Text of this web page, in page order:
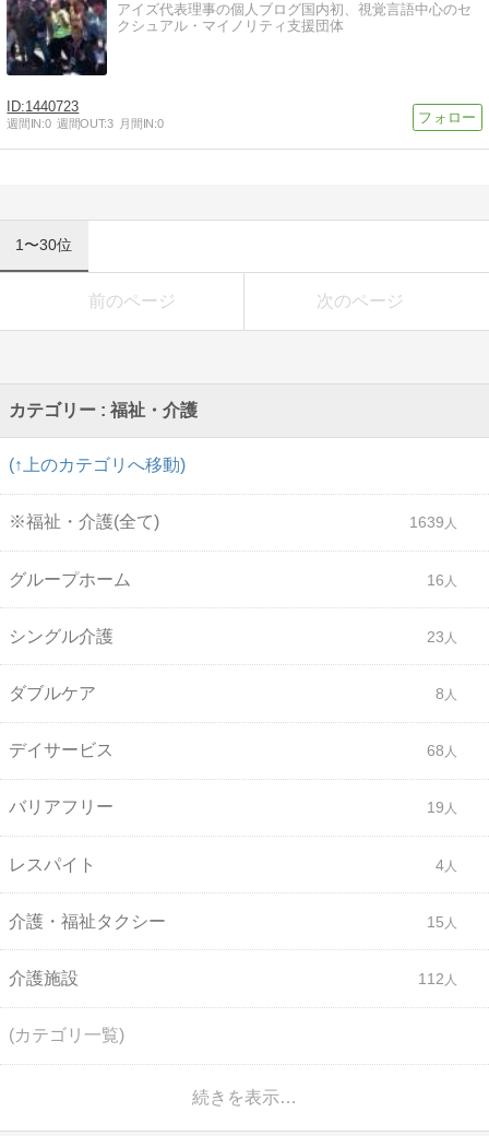
アイズ代表理事の個人ブログ国内初、視覚言語中心のセ
クシュアル・マイノリティ支援団体
1440723
週間IN:0 週間OUT:3 月間IN:0
1〜30位
前のページ 次のページ
カテゴリー : 福祉・介護
(↑上のカテゴリへ移動)
※福祉・介護(全て) 1639
グループホーム 16
シングル介護 23
ダブルケア 8
デイサービス 68
バリアフリー 19
レスパイト 4
介護・福祉タクシー 15
介護施設 112
(カテゴリ一覧)
続きを表示…